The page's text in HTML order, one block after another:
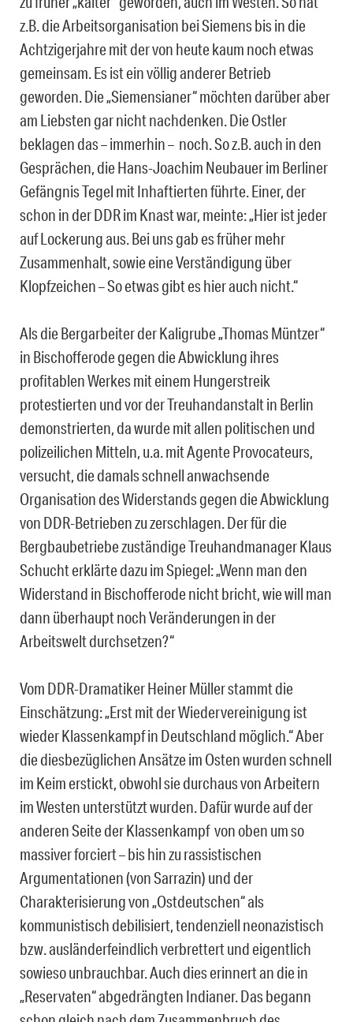
z.B. die Arbeitsorganisation bei Siemens bis in die
Achtzigerjahre mit der von heute kaum noch etwas
gemeinsam. Es ist ein völlig anderer Betrieb
geworden. Die „Siemensianer“ möchten darüber aber
am Liebsten gar nicht nachdenken. Die Ostler
beklagen das – immerhin – noch. So z.B. auch in den
Gesprächen, die Hans-Joachim Neubauer im Berliner
Gefängnis Tegel mit Inhaftierten führte. Einer, der
schon in der DDR im Knast war, meinte: „Hier ist jeder
auf Lockerung aus. Bei uns gab es früher mehr
Zusammenhalt, sowie eine Verständigung über
Klopfzeichen – So etwas gibt es hier auch nicht.“
Als die Bergarbeiter der Kaligrube „Thomas Müntzer“
in Bischofferode gegen die Abwicklung ihres
profitablen Werkes mit einem Hungerstreik
protestierten und vor der Treuhandanstalt in Berlin
demonstrierten, da wurde mit allen politischen und
polizeilichen Mitteln, u.a. mit Agente Provocateurs,
versucht, die damals schnell anwachsende
Organisation des Widerstands gegen die Abwicklung
von DDR-Betrieben zu zerschlagen. Der für die
Bergbaubetriebe zuständige Treuhandmanager Klaus
Schucht erklärte dazu im Spiegel: „Wenn man den
Widerstand in Bischofferode nicht bricht, wie will man
dann überhaupt noch Veränderungen in der
Arbeitswelt durchsetzen?“
Vom DDR-Dramatiker Heiner Müller stammt die
Einschätzung: „Erst mit der Wiedervereinigung ist
wieder Klassenkampf in Deutschland möglich.“ Aber
die diesbezüglichen Ansätze im Osten wurden schnell
im Keim erstickt, obwohl sie durchaus von Arbeitern
im Westen unterstützt wurden. Dafür wurde auf der
anderen Seite der Klassenkampf von oben um so
massiver forciert – bis hin zu rassistischen
Argumentationen (von Sarrazin) und der
Charakterisierung von „Ostdeutschen“ als
kommunistisch debilisiert, tendenziell neonazistisch
bzw. ausländerfeindlich verbrettert und eigentlich
sowieso unbrauchbar. Auch dies erinnert an die in
„Reservaten“ abgedrängten Indianer. Das begann